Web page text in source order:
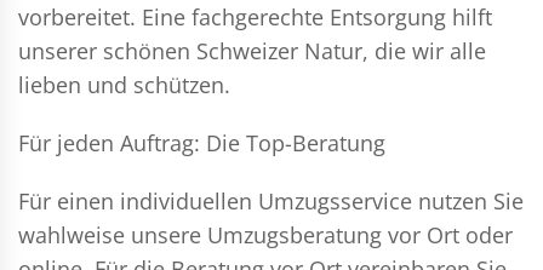
vorbereitet. Eine fachgerechte Entsorgung hilft
unserer schönen Schweizer Natur, die wir alle
lieben und schützen.
Für jeden Auftrag: Die Top-Beratung
Für einen individuellen Umzugsservice nutzen Sie
wahlweise unsere Umzugsberatung vor Ort oder